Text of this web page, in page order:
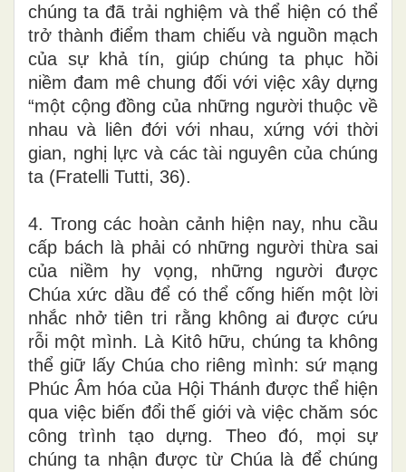
chúng ta đã trải nghiệm và thể hiện có thể
trở thành điểm tham chiếu và nguồn mạch
của sự khả tín, giúp chúng ta phục hồi
niềm đam mê chung đối với việc xây dựng
“một cộng đồng của những người thuộc về
nhau và liên đới với nhau, xứng với thời
gian, nghị lực và các tài nguyên của chúng
ta (Fratelli Tutti, 36).
4. Trong các hoàn cảnh hiện nay, nhu cầu
cấp bách là phải có những người thừa sai
của niềm hy vọng, những người được
Chúa xức dầu để có thể cống hiến một lời
nhắc nhở tiên tri rằng không ai được cứu
rỗi một mình. Là Kitô hữu, chúng ta không
thể giữ lấy Chúa cho riêng mình: sứ mạng
Phúc Âm hóa của Hội Thánh được thể hiện
qua việc biến đổi thế giới và việc chăm sóc
công trình tạo dựng. Theo đó, mọi sự
chúng ta nhận được từ Chúa là để chúng